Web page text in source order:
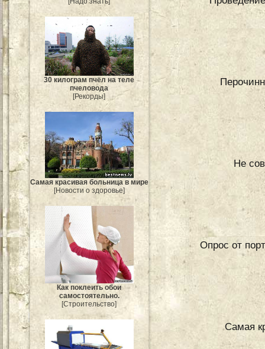
30 килограм пчёл на теле
пчеловода
[Рекорды]
Самая красивая больница в мире
[Новости о здоровье]
Как поклеить обои
самостоятельно.
[Строительство]
Не
Опрос от
Самая